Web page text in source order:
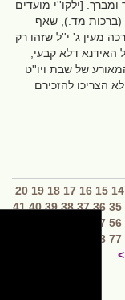
[ילקו''י מועדים
(ברכות מד.), שאף
מעין ג' י''ל שזהו רק
האידנא דלא קבעי,
של שבת ויו''ט
הצריכו להזכירם
14
15
16
17
18
19
20
35
36
37
38
39
40
41
56
57
77
78